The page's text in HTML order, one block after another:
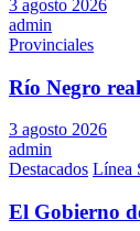
3 agosto 2026
admin
Provinciales
Río Negro
3 agosto 2026
admin
Destacados Línea
El Gobierno